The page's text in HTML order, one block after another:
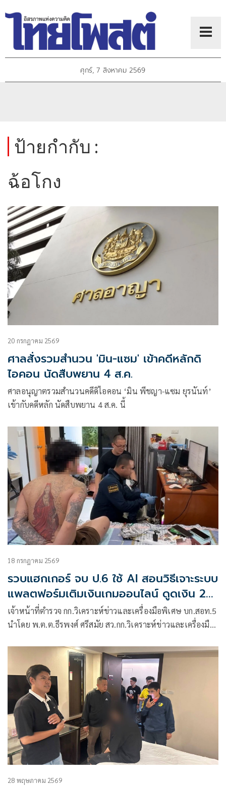
ศุกร์, 7 สิงหาคม 2569
ป้ายกำกับ :
ฉ้อโกง
20 กรกฎาคม 2569
ศาลสั่งรวมสำนวน 'มิน-แซม' เข้าคดีหลักดิ
ไอคอน นัดสืบพยาน 4 ส.ค.
ศาลอนุญาตรวมสำนวนคดีดิไอคอน ‘มิน พีชญา-แซม ยุรนันท์’
เข้ากับคดีหลัก นัดสืบพยาน 4 ส.ค. นี้
18 กรกฎาคม 2569
รวบแฮกเกอร์ จบ ป.6 ใช้ AI สอนวิธีเจาะระบบ
แพลตฟอร์มเติมเงินเกมออนไลน์ ดูดเงิน 2
แสน พบมี 5 หมายจับ
เจ้าหน้าที่ตำรวจ กก.วิเคราะห์ข่าวและเครื่องมือพิเศษ บก.สอท.5
นำโดย พ.ต.ต.ธีรพงศ์ ศรีสมัย สว.กก.วิเคราะห์ข่าวและเครื่องมือ
บก.สส.ภ.8 นำหมายค้นศาลจังหวัดภูเก็ตที่ 175/2569 ลง 15
ก.ค.69
28 พฤษภาคม 2569